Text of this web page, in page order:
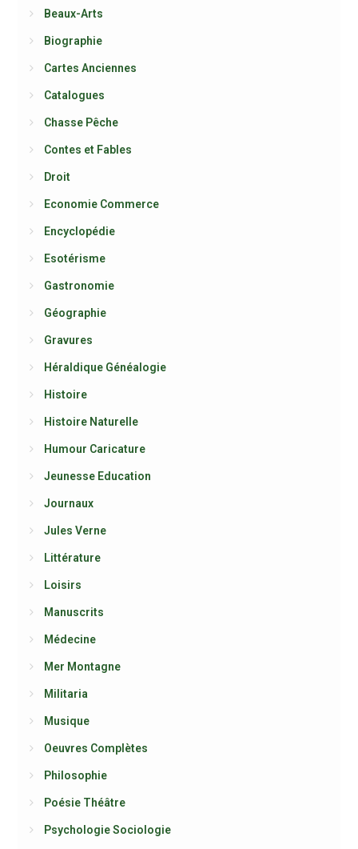
Beaux-Arts
Biographie
Cartes Anciennes
Catalogues
Chasse Pêche
Contes et Fables
Droit
Economie Commerce
Encyclopédie
Esotérisme
Gastronomie
Géographie
Gravures
Héraldique Généalogie
Histoire
Histoire Naturelle
Humour Caricature
Jeunesse Education
Journaux
Jules Verne
Littérature
Loisirs
Manuscrits
Médecine
Mer Montagne
Militaria
Musique
Oeuvres Complètes
Philosophie
Poésie Théâtre
Psychologie Sociologie